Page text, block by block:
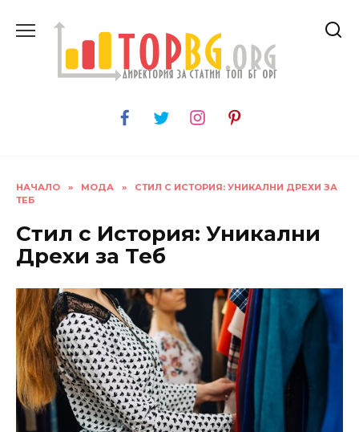
НАЧАЛО » МОДА »
СТИЛ С ИСТОРИЯ: УНИКАЛНИ ДРЕХИ ЗА
ТЕБ
Стил с История: Уникални
Дрехи за Теб